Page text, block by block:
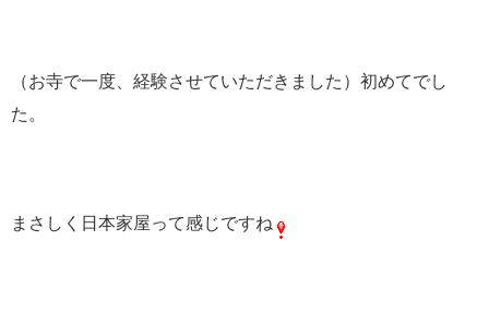
（お寺で一度、経験させていただきました）初めてでし
た。
まさしく日本家屋って感じですね